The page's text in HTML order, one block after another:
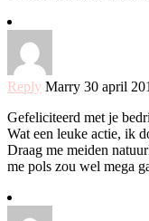
Reply Marry 30 april
Gefeliciteerd met je
Wat een leuke actie, ik
Draag me meiden
me pols zou wel mega